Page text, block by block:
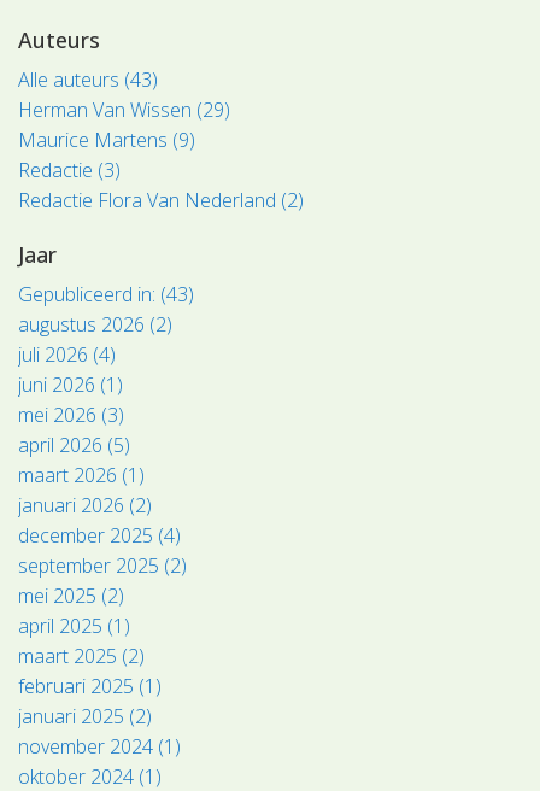
Auteurs
Alle auteurs (43)
Herman Van Wissen (29)
Maurice Martens (9)
Redactie (3)
Redactie Flora Van Nederland (2)
Jaar
Gepubliceerd in: (43)
augustus 2026 (2)
juli 2026 (4)
juni 2026 (1)
mei 2026 (3)
april 2026 (5)
maart 2026 (1)
januari 2026 (2)
december 2025 (4)
september 2025 (2)
mei 2025 (2)
april 2025 (1)
maart 2025 (2)
februari 2025 (1)
januari 2025 (2)
november 2024 (1)
oktober 2024 (1)